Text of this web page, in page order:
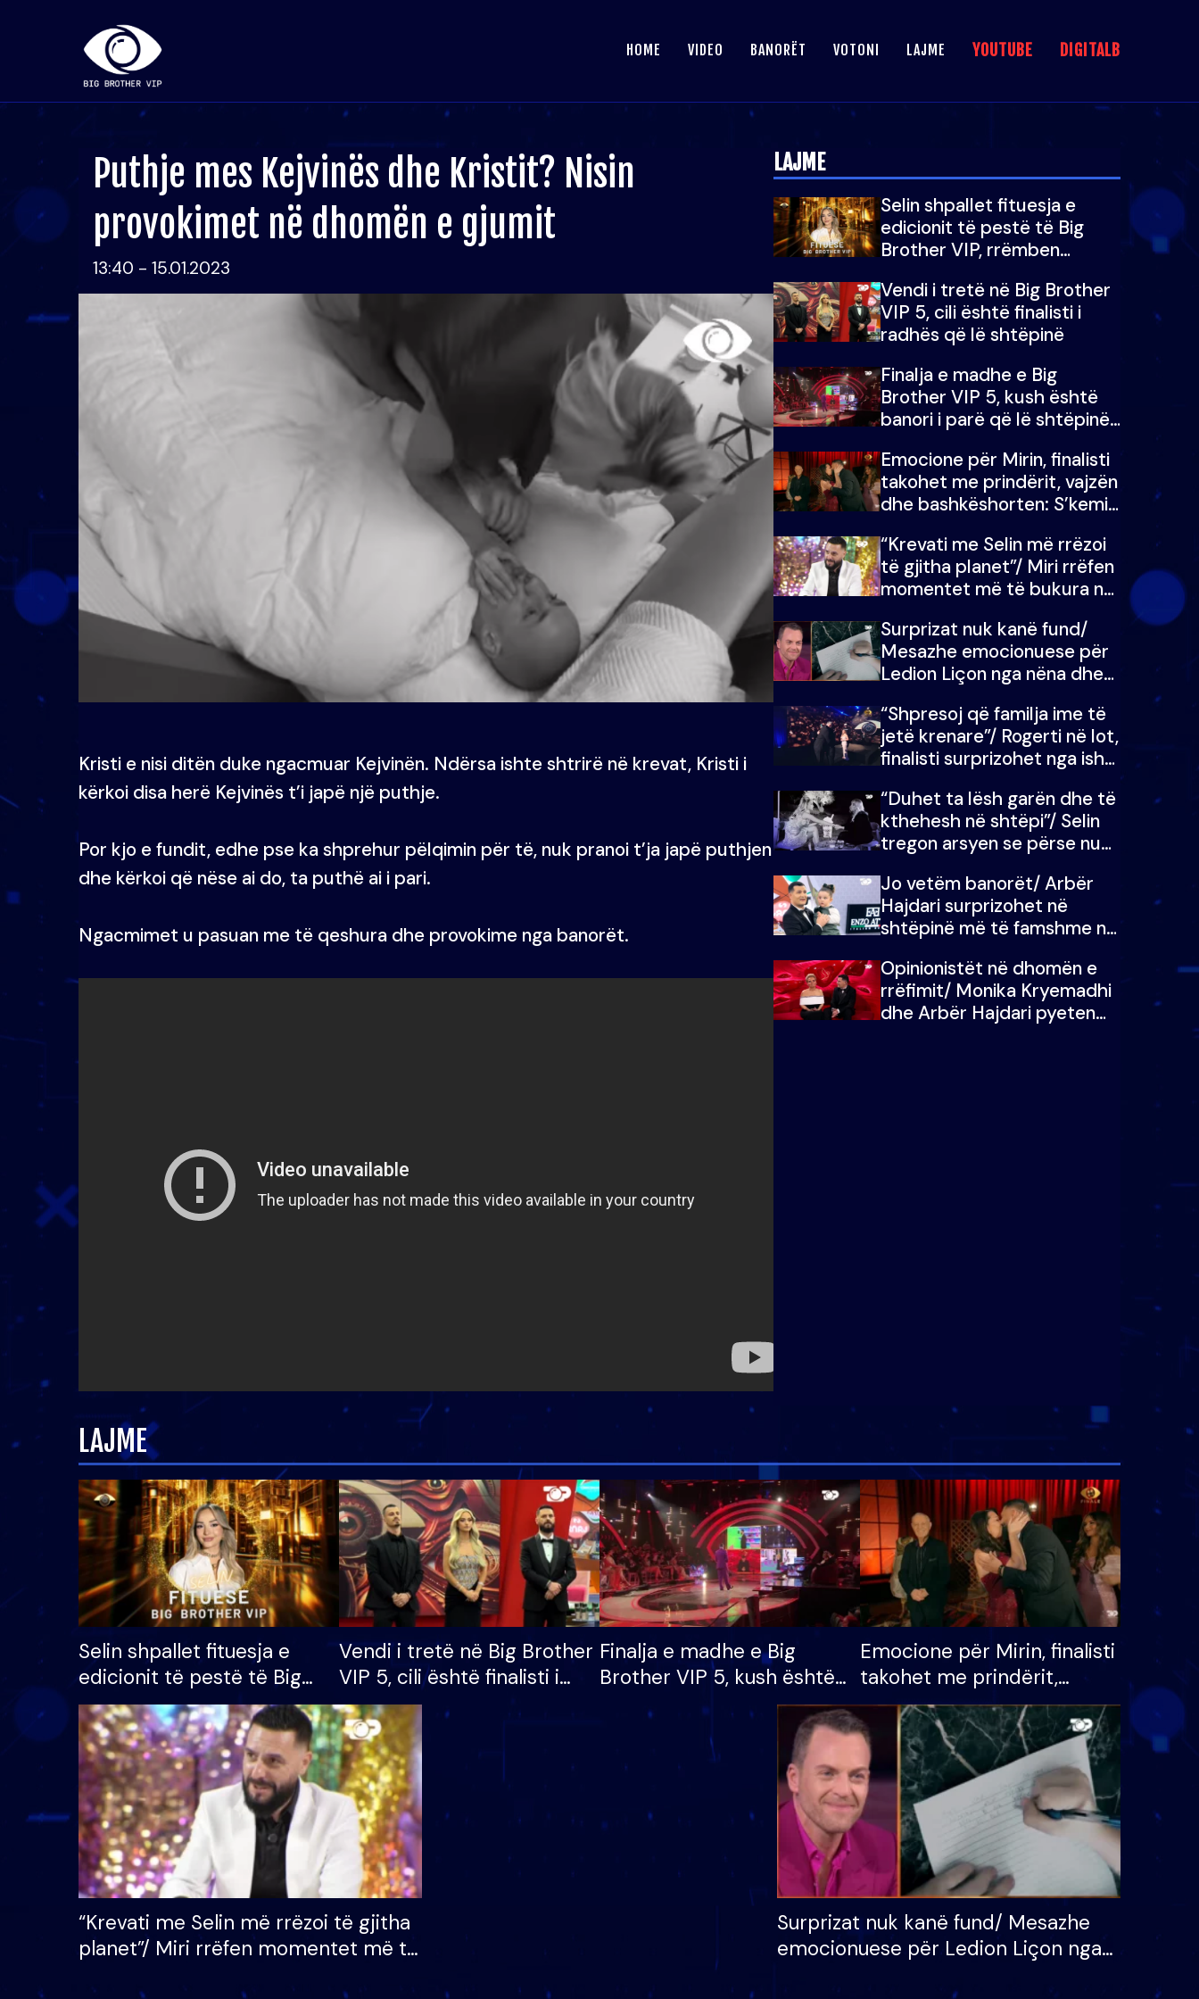
HOME VIDEO BANORËT VOTONI LAJME YOUTUBE DIGITALB
Puthje mes Kejvinës dhe Kristit? Nisin
provokimet në dhomën e gjumit
13:40 - 15.01.2023
Kristi e nisi ditën duke ngacmuar Kejvinën. Ndërsa ishte shtrirë në krevat, Kristi i
kërkoi disa herë Kejvinës t’i japë një puthje.
Por kjo e fundit, edhe pse ka shprehur pëlqimin për të, nuk pranoi t’ja japë puthjen
dhe kërkoi që nëse ai do, ta puthë ai i pari.
Ngacmimet u pasuan me të qeshura dhe provokime nga banorët.
LAJME
Selin shpallet fituesja e
edicionit të pestë të Big
Brother VIP, rrëmben
mijë eurosh
Vendi i tretë në Big Brother
VIP 5, cili është finalisti i
radhës që lë shtëpinë
Finalja e madhe e Big
Brother VIP 5, kush është
banori i parë që lë shtëpinë
fituar çmimin e madh
Emocione për Mirin, finalisti
takohet me prindërit, vajzën
dhe bashkëshorten: S’kemi
“Krevati me Selin më rrëzoi
të gjitha planet”/ Miri rrëfen
momentet më të bukura në
mungojë zilja e mëngjesit
kur…
Surprizat nuk kanë fund/
Mesazhe emocionuese për
Ledion Liçon nga nëna dhe
i mban dot lotët: Nuk
meritoj…
“Shpresoj që familja ime të
jetë krenare”/ Rogerti në lot,
finalisti surprizohet nga ish-
“Duhet ta lësh garën dhe të
kthehesh në shtëpi”/ Selin
tregon arsyen se përse nuk
Doja ta çoja luftën time deri
në fund
Jo vetëm banorët/ Arbër
Hajdari surprizohet në
shtëpinë më të famshme në
me vajzën e tij
Opinionistët në dhomën e
rrëfimit/ Monika Kryemadhi
dhe Arbër Hajdari pyeten
LAJME
Selin shpallet fituesja e
edicionit të pestë të Big
Brother VIP, rrëmben
çmimin e madh prej 100
mijë eurosh
Vendi i tretë në Big Brother
VIP 5, cili është finalisti i
radhës që lë shtëpinë
Finalja e madhe e Big
Brother VIP 5, kush është
banori i parë që lë shtëpinë
dhe humb mundësinë për
të fituar çmimin e madh
Emocione për Mirin, finalisti
takohet me prindërit,
vajzën dhe bashkëshorten:
S’kemi ndonjë letër divorci
apo jo?
“Krevati me Selin më rrëzoi të gjitha
planet”/ Miri rrëfen momentet më të
Surprizat nuk kanë fund/ Mesazhe
emocionuese për Ledion Liçon nga